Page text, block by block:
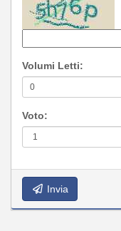
Volumi Letti:
Voto:
Invia